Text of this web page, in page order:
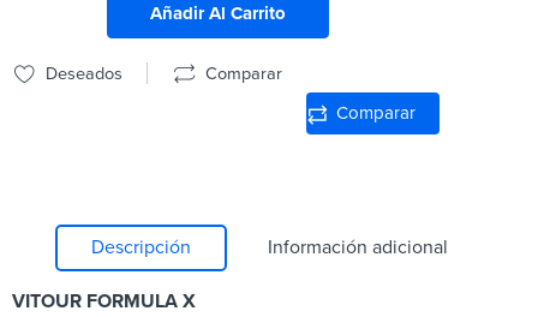
Añadir Al Carrito
Deseados Comparar
Comparar
Descripción Información adicional
VITOUR FORMULA X